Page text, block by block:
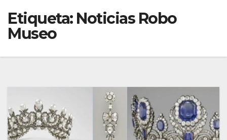
Etiqueta: Noticias Robo
Museo